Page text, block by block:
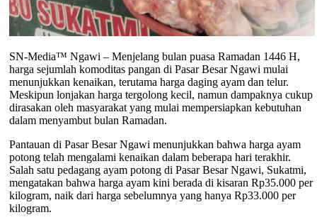
SN-Media™ Ngawi – Menjelang bulan puasa Ramadan 1446 H,
harga sejumlah komoditas pangan di Pasar Besar Ngawi mulai
menunjukkan kenaikan, terutama harga daging ayam dan telur.
Meskipun lonjakan harga tergolong kecil, namun dampaknya cukup
dirasakan oleh masyarakat yang mulai mempersiapkan kebutuhan
dalam menyambut bulan Ramadan.
Pantauan di Pasar Besar Ngawi menunjukkan bahwa harga ayam
potong telah mengalami kenaikan dalam beberapa hari terakhir.
Salah satu pedagang ayam potong di Pasar Besar Ngawi, Sukatmi,
mengatakan bahwa harga ayam kini berada di kisaran Rp35.000 per
kilogram, naik dari harga sebelumnya yang hanya Rp33.000 per
kilogram.